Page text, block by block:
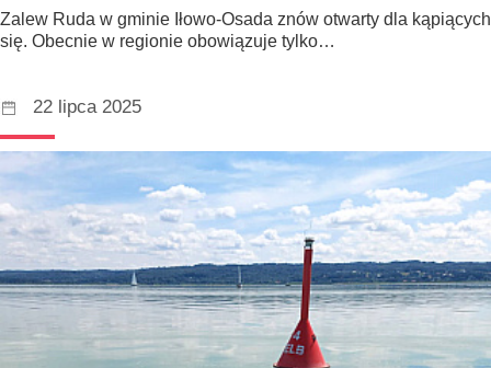
Zalew Ruda w gminie Iłowo-Osada znów otwarty dla kąpiących
się. Obecnie w regionie obowiązuje tylko…
22 lipca 2025